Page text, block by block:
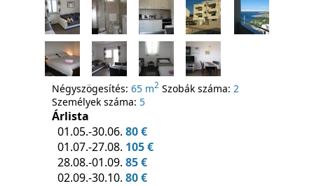
Négyszögesítés: 65 m2 Szobák száma: 2
Személyek száma: 5
Árlista
01.05.-30.06. 80 €
01.07.-27.08. 105 €
28.08.-01.09. 85 €
02.09.-30.10. 80 €